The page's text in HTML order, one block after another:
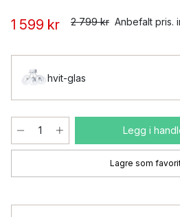
1 599 kr 2 799 kr Anbefalt pris.
hvit-glas
Legg i
Lagre som